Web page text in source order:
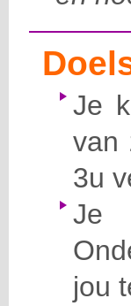
Je
van
3u
Je
jou